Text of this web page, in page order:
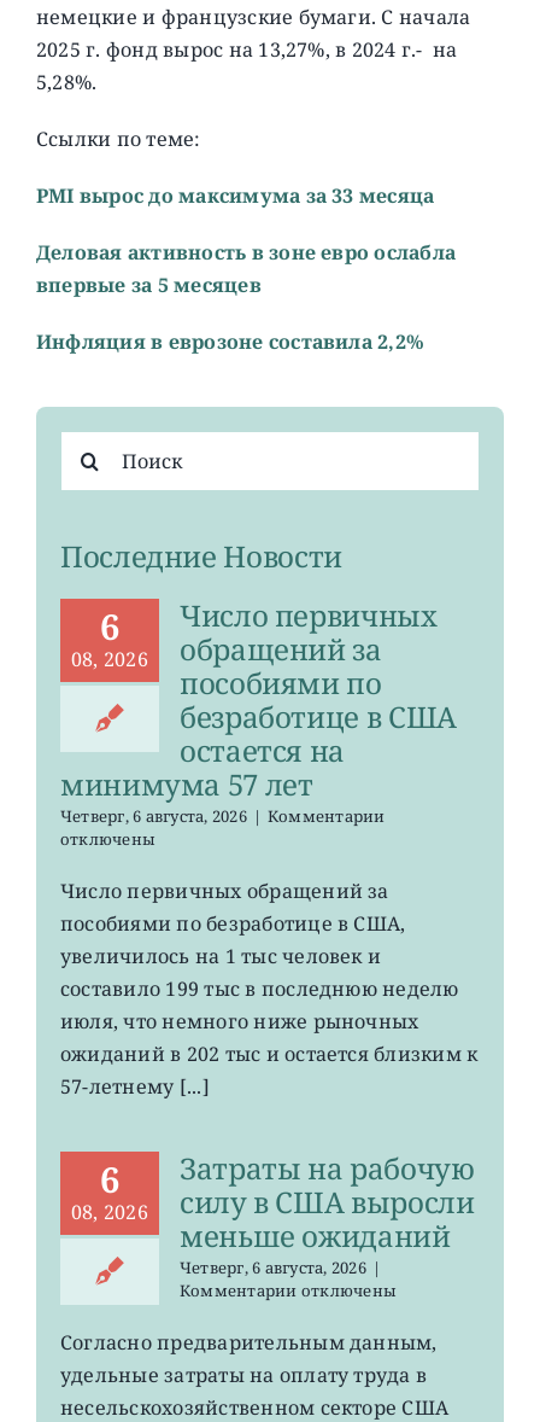
немецкие и французские бумаги. C начала
2025 г. фонд вырос на 13,27%, в 2024 г.- на
5,28%.
Ссылки по теме:
PMI вырос до максимума за 33 месяца
Деловая активность в зоне евро ослабла
впервые за 5 месяцев
Инфляция в еврозоне составила 2,2%
поиска:
Последние Новости
6
08, 2026
Число первичных
обращений за
пособиями по
безработице в США
остается на
минимума 57 лет
Четверг, 6 августа, 2026 | Комментариик
первичных
за
безработице
в
остается
лет
отключены
Число первичных обращений за
пособиями по безработице в США,
увеличилось на 1 тыс человек и
составило 199 тыс в последнюю неделю
июля, что немного ниже рыночных
ожиданий в 202 тыс и остается близким к
57-летнему [...]
6
08, 2026
Затраты на рабочую
силу в США выросли
меньше ожиданий
Четверг, 6 августа, 2026 |
Комментариик
Затраты
рабочую
силу
отключены
Согласно предварительным данным,
удельные затраты на оплату труда в
несельскохозяйственном секторе США